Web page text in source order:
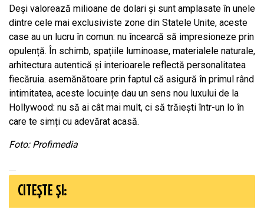
Deși valorează milioane de dolari și sunt amplasate în unele
dintre cele mai exclusiviste zone din Statele Unite, aceste
case au un lucru în comun: nu încearcă să impresioneze prin
opulență. În schimb, spațiile luminoase, materialele naturale,
arhitectura autentică și interioarele reflectă personalitatea
fiecăruia. asemănătoare prin faptul că asigură în primul rând
intimitatea, aceste locuințe dau un sens nou luxului de la
Hollywood: nu să ai cât mai mult, ci să trăiești într-un lo în
care te simți cu adevărat acasă.
Foto: Profimedia
CITEȘTE ȘI: